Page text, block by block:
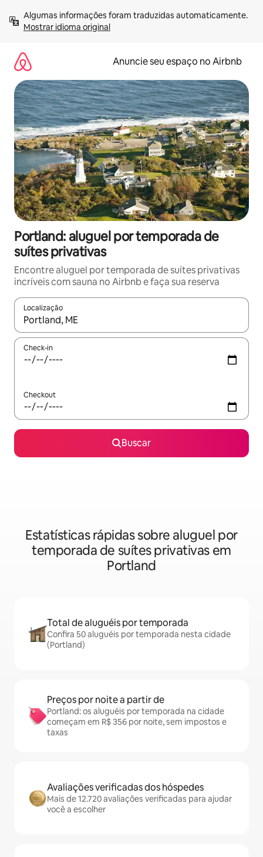
para
Mostrar idioma original
Anuncie seu espaço no Airbnb
Portland: aluguel por temporada de
suítes privativas
Encontre aluguel por temporada de suítes privativas
incríveis com sauna no Airbnb e faça sua reserva
Localização
Quando os resultados estiverem disponíveis, explore-os
Check-in
Checkout
Buscar
Estatísticas rápidas sobre aluguel por
temporada de suítes privativas em
Portland
Total de aluguéis por temporada
Confira 50 aluguéis por temporada nesta cidade
(Portland)
Preços por noite a partir de
Portland: os aluguéis por temporada na cidade
começam em R$ 356 por noite, sem impostos e
taxas
Avaliações verificadas dos hóspedes
Mais de 12.720 avaliações verificadas para ajudar
você a escolher